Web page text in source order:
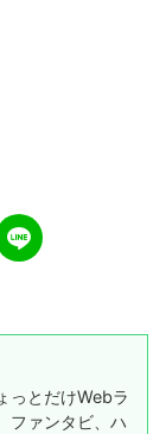
っとだけWebラ
ファンタビ、ハ